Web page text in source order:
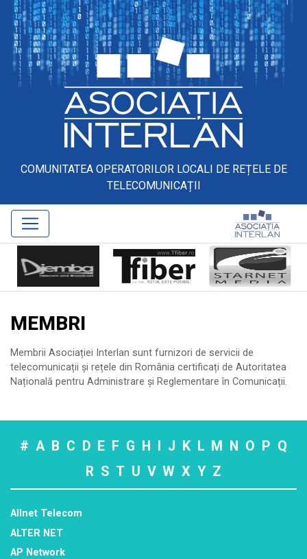
COMUNITATEA OPERATORILOR LOCALI DE REȚELE DE
TELECOMUNICAȚII
MEMBRI
Membrii Asociației Interlan sunt furnizori de servicii de
telecomunicații și rețele din România certificați de Autoritatea
Națională pentru Administrare și Reglementare în Comunicații.
# A B C D E F G H J K L M N O P Q
R S T U V W X Y Z
Allnet Telecom
ALTER NET
AP Network